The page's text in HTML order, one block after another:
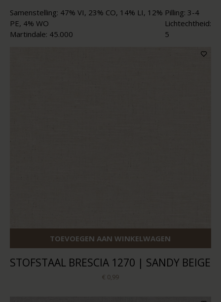
Samenstelling: 47% VI, 23% CO, 14% LI, 12%
PE, 4% WO
Martindale: 45.000
Pilling: 3-4
Lichtechtheid:
5
TOEVOEGEN AAN WINKELWAGEN
STOFSTAAL BRESCIA 1270 | SANDY BEIGE
€ 0,99